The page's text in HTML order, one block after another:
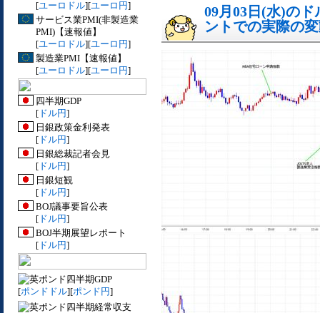
[ユーロドル][ユーロ円]
サービス業PMI(非製造業
PMI)【速報値】
[ユーロドル][ユーロ円]
製造業PMI【速報値】
[ユーロドル][ユーロ円]
四半期GDP
[ ドル円]
日銀政策金利発表
[ ドル円]
日銀総裁記者会見
[ ドル円]
日銀短観
[ ドル円]
BOJ議事要旨公表
[ ドル円]
BOJ半期展望レポート
[ ドル円]
四半期GDP
[ポンドドル][ポンド円]
四半期経常収支
09月03日(水)の
ントでの実際の